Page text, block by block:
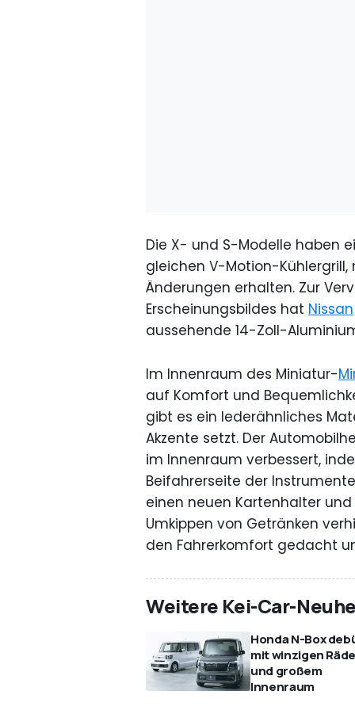
Die X- und S-Modelle haben
gleichen V-Motion-
Änderungen erhalten. Zur
Erscheinungsbildes hat Nissan
aussehende 14-Zoll-
Im Innenraum des Miniatur-
auf Komfort und
gibt es ein lederähnliches
Akzente setzt. Der
im Innenraum verbessert,
Beifahrerseite der
einen neuen Kartenhalter
Umkippen von Getränken
den Fahrerkomfort gedacht
Weitere Kei-Car-
Honda N-Box
mit winzigen
und großem
Innenraum